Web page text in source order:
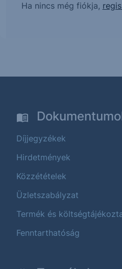
Ha nincs még fiókja,
Díjjegyzékek
Hirdetmények
Közzétételek
Üzletszabályzat
Termék és
Fenntarthatóság